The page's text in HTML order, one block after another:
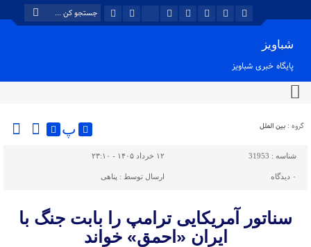
شباویز
پایگاه خبری شباویز
گروه : بین الملل پ
شناسه : 31953 ۱۲ خرداد ۱۴۰۵ - ۲۳:۱۰
۰ دیدگاه ارسال توسط : پناهی
سناتور آمریکایی ترامپ را بابت جنگ با
ایران «احمق» خواند